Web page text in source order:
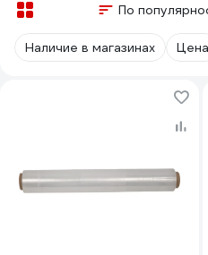
По
Наличие в магазинах Цена